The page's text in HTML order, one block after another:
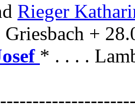
Rieger
+
* . . . .